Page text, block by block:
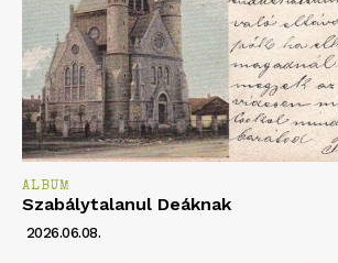
ALBUM
Szabálytalanul Deáknak
2026.06.08.